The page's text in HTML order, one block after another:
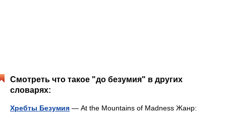
Смотреть что такое "до безумия" в других
словарях:
Хребты Безумия — At the Mountains of Madness Жанр: